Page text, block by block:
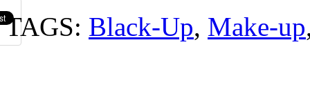
TAGS: Black-Up, Make-up